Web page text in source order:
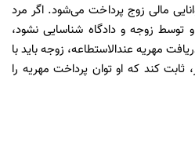
مالی زوج پرداخت می‌شود. اگر مرد
توسط زوجه و دادگاه شناسایی نشود،
مهریه عندالاستطاعه، زوجه باید با
ثابت کند که او توان پرداخت مهریه را